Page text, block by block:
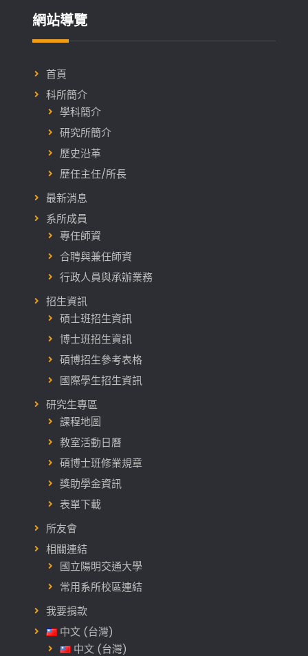
網站導覽
首頁
科所簡介
學科簡介
研究所簡介
歷史沿革
歷任主任/所長
最新消息
系所成員
專任師資
合聘與兼任師資
行政人員與承辦業務
招生資訊
碩士班招生資訊
博士班招生資訊
碩博招生參考表格
國際學生招生資訊
研究生專區
課程地圖
教室活動日曆
碩博士班修業規章
獎助學金資訊
表單下載
所友會
相關連結
國立陽明交通大學
常用系所校區連結
我要捐款
中文 (台灣)
中文 (台灣)